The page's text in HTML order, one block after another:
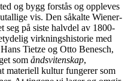
og bygg forstås og oppleves
vis. Den såkalte Wiener-
seg på siste halvdel av 1800-
virkningshistorie med
Tietze og Otto Benesch,
som åndsvitenskap,
materiell kultur fungerer som